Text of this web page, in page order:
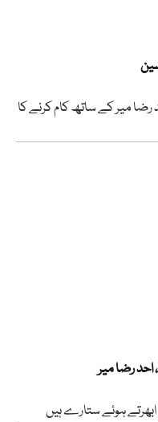
میر کے ساتھ کام کرنے کا
احد رضا میر
ہوئے ستارے ہیں